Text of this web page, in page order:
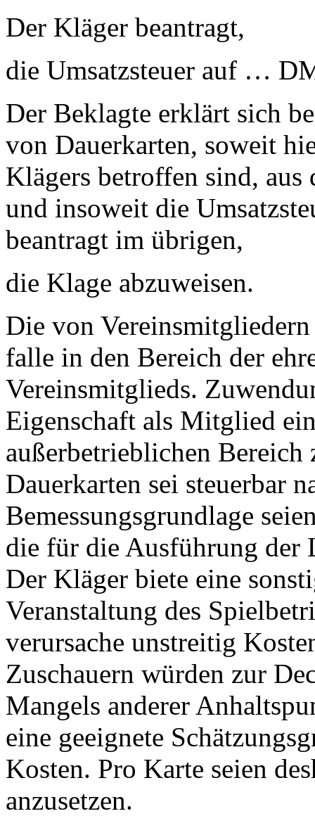
Der Kläger beantragt,
die Umsatzsteuer auf …
Der Beklagte erklärt sich
von Dauerkarten, soweit
Klägers betroffen sind, aus
und insoweit die
beantragt im übrigen,
die Klage abzuweisen.
Die von
falle in den Bereich der
Vereinsmitglieds.
Eigenschaft als Mitglied
außerbetrieblichen
Dauerkarten sei steuerbar
Bemessungsgrundlage
die für die Ausführung der
Der Kläger biete eine
Veranstaltung des
verursache unstreitig
Zuschauern würden zur
Mangels anderer
eine geeignete
Kosten. Pro Karte seien
anzusetzen.